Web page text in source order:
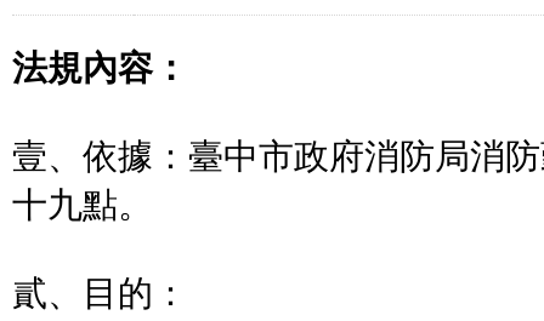
法規內容：
壹、依據：臺中市政府消防局消
十九點。
貳、目的：